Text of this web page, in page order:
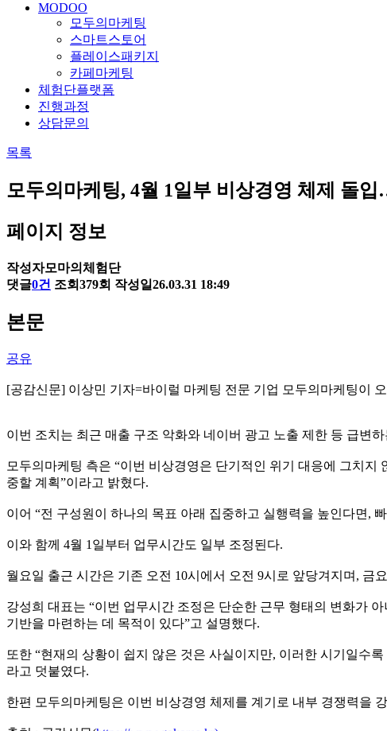
MODOO
모두의마케팅
스마트스토어
플레이스패키지
카페마케팅
체험단플랫폼
진행과정
상담문의
목록
모두의마케팅, 4월 1일부 비상경영 체제 돌
페이지 정보
작성자모마의체험단
댓글0건 조회379회 작성일26.03.31 18:49
본문
공유
[공감신문] 이상민 기자=바이럴 마케팅 전문 기업 모두의마케팅이
이번 조치는 최근 매출 구조 악화와 네이버 광고 노출 제한 등 급변
모두의마케팅 측은 “이번 비상경영은 단기적인 위기 대응에 그치
중할 계획”이라고 밝혔다.
이어 “전 구성원이 하나의 목표 아래 집중하고 실행력을 높인다면,
이와 함께 4월 1일부터 업무시간도 일부 조정된다.
월요일 출근 시간은 기존 오전 10시에서 오전 9시로 앞당겨지며, 금
강성희 대표는 “이번 업무시간 조정은 단순한 근무 형태의 변화가
기반을 마련하는 데 목적이 있다”고 설명했다.
또한 “현재의 상황이 쉽지 않은 것은 사실이지만, 이러한 시기일수
라고 덧붙였다.
한편 모두의마케팅은 이번 비상경영 체제를 계기로 내부 경쟁력을